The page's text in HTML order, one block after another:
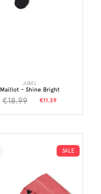
JUBEL
Maillot - Shine Bright
€18.99 €11.39
SALE